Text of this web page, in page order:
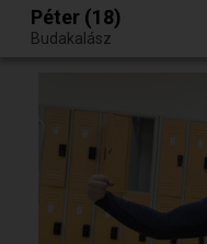
Egy jó randiból bármi lehet.
Péter (18)
Budakalász